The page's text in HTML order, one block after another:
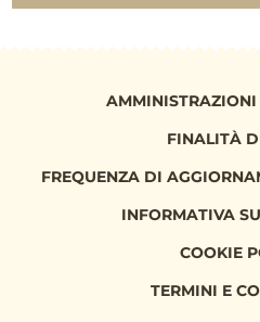
AMMINISTRAZIONI
FINALITÀ
FREQUENZA DI
INFORMATIVA
COOKIE
TERMINI E